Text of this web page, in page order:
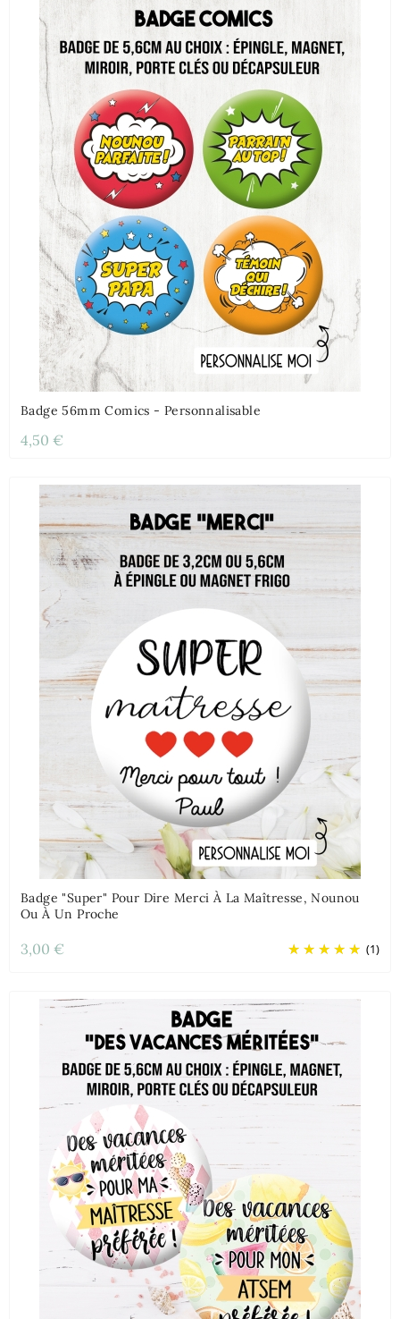
Badge 56mm Comics - Personnalisable
4,50 €
Badge "Super" Pour Dire Merci À La Maîtresse, Nounou
Ou À Un Proche
(1)
3,00 €